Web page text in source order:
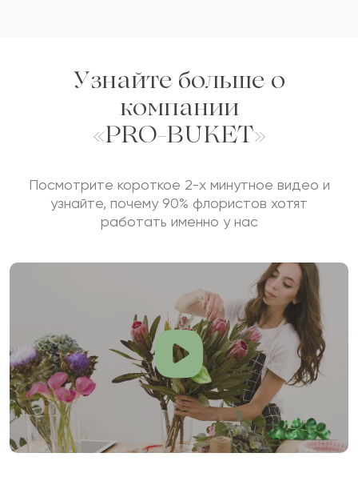
Узнайте больше о
компании
«PRO-BUKET»
Посмотрите короткое 2-х минутное видео и
узнайте, почему 90% флористов хотят
работать именно у нас